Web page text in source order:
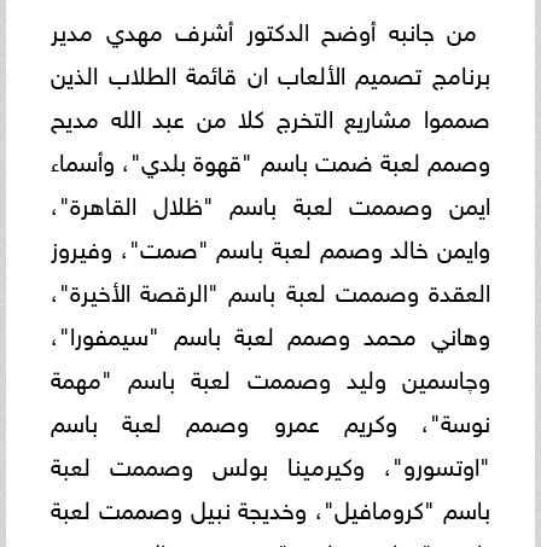
من جانبه أوضح الدكتور أشرف مهدي مدير
برنامج تصميم الألعاب ان قائمة الطلاب الذين
صمموا مشاريع التخرج كلا من عبد الله مديح
وصمم لعبة ضمت باسم "قهوة بلدي"، وأسماء
ايمن وصممت لعبة باسم "ظلال القاهرة"،
وايمن خالد وصمم لعبة باسم "صمت"، وفيروز
العقدة وصممت لعبة باسم "الرقصة الأخيرة"،
وهاني محمد وصمم لعبة باسم "سيمفورا"،
وچاسمين وليد وصممت لعبة باسم "مهمة
نوسة"، وكريم عمرو وصمم لعبة باسم
"اوتسورو"، وكيرمينا بولس وصممت لعبة
باسم "كرومافيل"، وخديجة نبيل وصممت لعبة